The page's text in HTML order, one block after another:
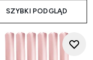
SZYBKI PODGLĄD